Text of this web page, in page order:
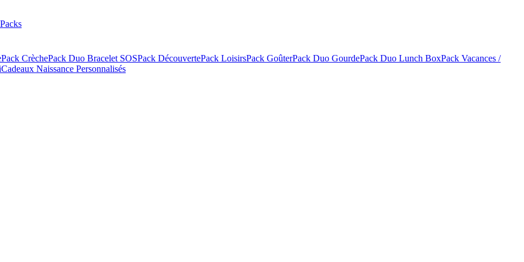
Packs
Pack CrèchePack Duo Bracelet SOSPack DécouvertePack LoisirsPack GoûterPack Duo GourdePack Duo Lunch BoxPack Vacances /
Cadeaux Naissance Personnalisés